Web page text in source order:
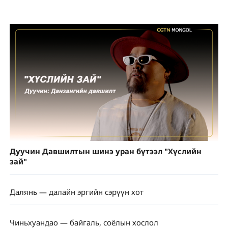
Дуучин Давшилтын шинэ уран бүтээл "Хүслийн
зай"
Далянь — далайн эргийн сэрүүн хот
Чиньхуандао — байгаль, соёлын хослол